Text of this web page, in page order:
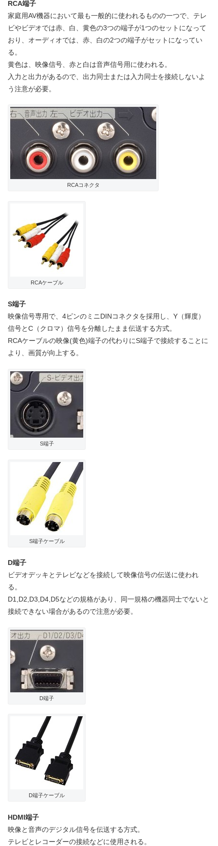
RCA端子
家庭用AV機器において最も一般的に使われるものの一つで、テレ
ビやビデオでは赤、白、黄色の3つの端子が1つのセットになって
おり、オーディオでは、赤、白の2つの端子がセットになってい
る。
黄色は、映像信号、赤と白は音声信号用に使われる。
入力と出力があるので、出力同士または入力同士を接続しないよ
う注意が必要。
RCAコネクタ
RCAケーブル
S端子
映像信号専用で、4ピンのミニDINコネクタを採用し、Y（輝度）
信号とC（クロマ）信号を分離したまま伝送する方式。
RCAケーブルの映像(黄色)端子の代わりにS端子で接続することに
より、画質が向上する。
S端子
S端子ケーブル
D端子
ビデオデッキとテレビなどを接続して映像信号の伝送に使われ
る。
D1,D2,D3,D4,D5などの規格があり、同一規格の機器同士でないと
接続できない場合があるので注意が必要。
D端子
D端子ケーブル
HDMI端子
映像と音声のデジタル信号を伝送する方式。
テレビとレコーダーの接続などに使用される。